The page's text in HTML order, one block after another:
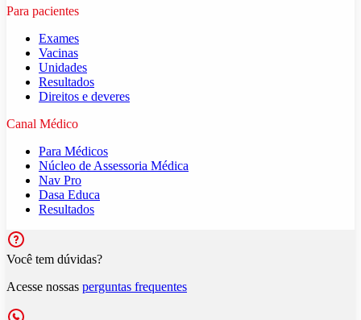
Para pacientes
Exames
Vacinas
Unidades
Resultados
Direitos e deveres
Canal Médico
Para Médicos
Núcleo de Assessoria Médica
Nav Pro
Dasa Educa
Resultados
Você tem dúvidas?
Acesse nossas perguntas frequentes